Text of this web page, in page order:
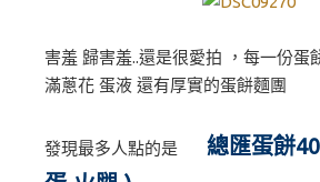
害羞 歸害羞..還是很愛拍 ，每一份蛋
滿蔥花 蛋液 還有厚實的蛋餅麵團
發現最多人點的是
總匯蛋餅